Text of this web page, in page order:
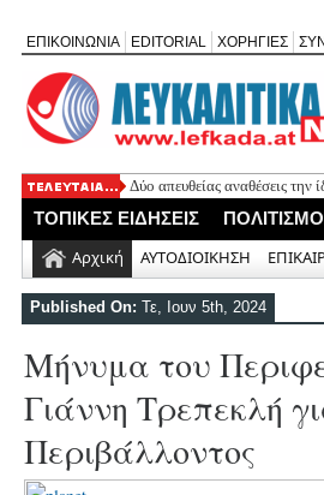
ΕΠΙΚΟΙΝΩΝΙΑ EDITORIAL ΧΟΡΗΓΙΕΣ
Δύο απευθείας αναθέσεις την
Πλήθος κόσμου τίμησε τη
καταλάβατε, παιδιά;»
Ο ΠΑΣ Σφακιωτών απέκτησε
H πολιτική «χλιαρότητα»
ΤΟΠΙΚΕΣ ΕΙΔΗΣΕΙΣ
Αρχική ΑΥΤΟΔΙΟΙΚΗΣΗ
Published On: Τε, Ιουν 5th, 2024
Μήνυμα του
Γιάννη Τρεπεκλή
Περιβάλλοντος